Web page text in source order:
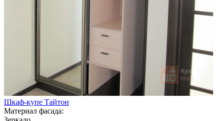
Шкаф-купе Тайтон
Материал фасада: